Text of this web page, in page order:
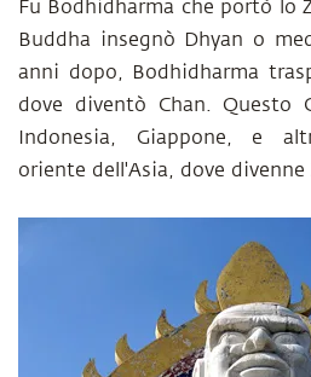
Fu Bodhidharma che portò lo
Buddha insegnò Dhyan o
anni dopo, Bodhidharma
dove diventò Chan. Questo
Indonesia, Giappone, e
oriente dell'Asia, dove divenne